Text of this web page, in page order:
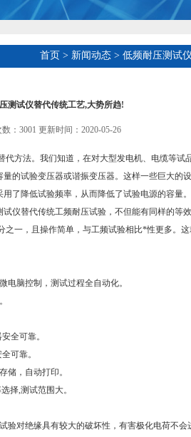
首页 > 新闻动态> 低频耐压测试
测试仪替代传统工艺,大势所趋!
：3001 更新时间：2020-05-26
法。我们知道，在对大型发电机、电缆等试
的试验变压器或谐振变压器。这样一些巨大的
了降低试验频率，从而降低了试验电源的容量。
替代传统工频耐压试验，不但能有同样的等
一，且操作简单，与工频试验相比*性更多。
脑控制，测试过程全自动化。
全可靠。
可靠。
，自动打印。
择,测试范围大。
对绝缘具有较大的破坏性，有害极化电荷不会